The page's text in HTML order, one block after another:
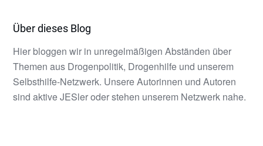
Über dieses Blog
Hier bloggen wir in unregelmäßigen Abständen über
Themen aus Drogenpolitik, Drogenhilfe und unserem
Selbsthilfe-Netzwerk. Unsere Autorinnen und Autoren
sind aktive JESler oder stehen unserem Netzwerk nahe.